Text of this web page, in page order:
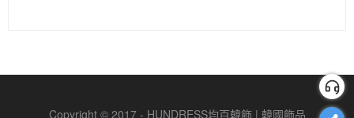
Copyright © 2017 - HUNDRESS均百韓飾 | 韓國飾品